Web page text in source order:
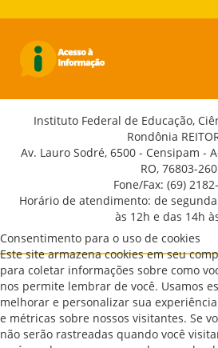
Instituto Federal de Educação,
Rondônia
Av. Lauro Sodré, 6500 - Censipam -
RO, 76803-260
Fone/Fax: (69)
Horário de atendimento: de
às 12h e das 14h
Consentimento para o uso de cookies
Este site armazena cookies em seu
para coletar informações sobre como
nos permite lembrar de você. Usamos
melhorar e personalizar sua
e métricas sobre nossos visitantes. Se
não serão rastreadas quando você